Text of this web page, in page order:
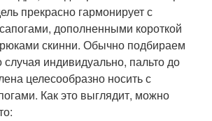
прекрасно гармонирует с
дополненными короткой
скинни. Обычно подбираем
случая индивидуально, пальто до
целесообразно носить с
Как это выглядит, можно